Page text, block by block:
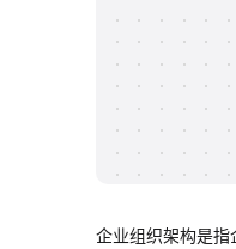
企业组织架构是